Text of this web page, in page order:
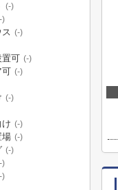
(-)
)
(-)
置可 (-)
可 (-)
(-)
(-)
場 (-)
(-)
)
)